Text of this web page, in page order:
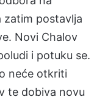
zatim postavlja
Novi Chalov
i potuku se.
neće otkriti
te dobiva novu